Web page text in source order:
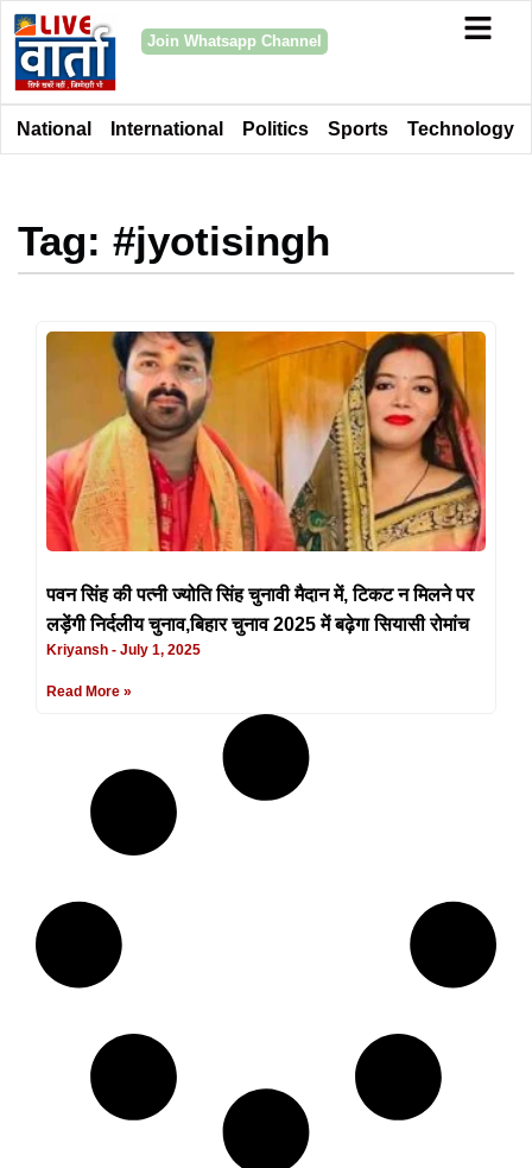
Join Whatsapp Channel
National International Politics Sports Technology
Tag: #jyotisingh
पवन सिंह की पत्नी ज्योति सिंह चुनावी मैदान में, टिकट न मिलने पर
लड़ेंगी निर्दलीय चुनाव,बिहार चुनाव 2025 में बढ़ेगा सियासी रोमांच
Kriyansh July 1, 2025
Read More »